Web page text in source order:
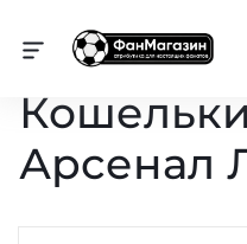
Арсенал
Арсенал